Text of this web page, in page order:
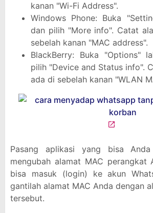
kanan "Wi-Fi Address".
Windows Phone: Buka
dan pilih "More info". Catat
sebelah kanan "MAC address".
BlackBerry: Buka "Options"
pilih "Device and Status info".
ada di sebelah kanan "WLAN
Pasang aplikasi yang bisa
mengubah alamat MAC perangkat
bisa masuk (login) ke akun
gantilah alamat MAC Anda dengan
tersebut.